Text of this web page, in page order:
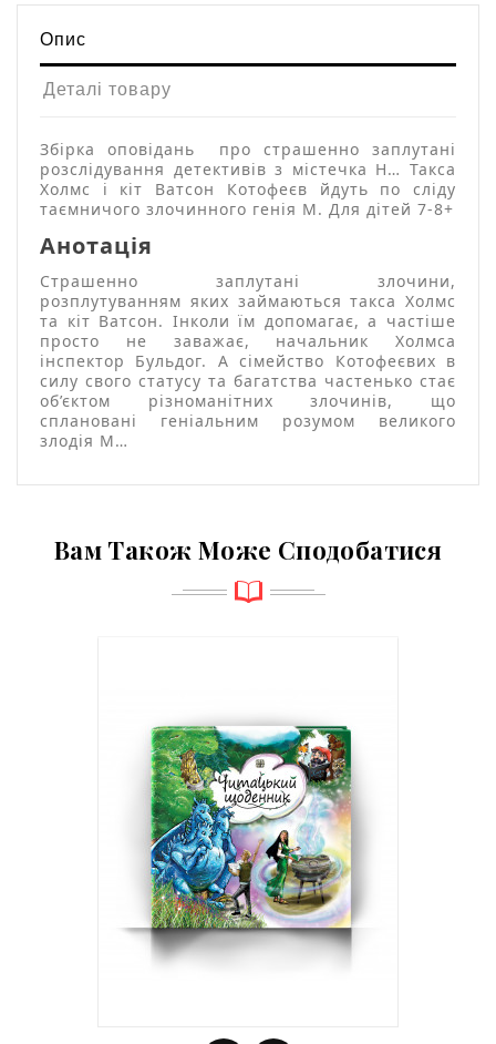
Опис
Деталі товару
Збірка оповідань про страшенно заплутані
розслідування детективів з містечка Н… Такса
Холмс і кіт Ватсон Котофеєв йдуть по сліду
таємничого злочинного генія М. Для дітей 7-8+
Анотація
Страшенно заплутані злочини,
розплутуванням яких займаються такса Холмс
та кіт Ватсон. Інколи їм допомагає, а частіше
просто не заважає, начальник Холмса
інспектор Бульдог. А сімейство Котофеєвих в
силу свого статусу та багатства частенько стає
об’єктом різноманітних злочинів, що
сплановані геніальним розумом великого
злодія М…
Вам Також Може Сподобатися